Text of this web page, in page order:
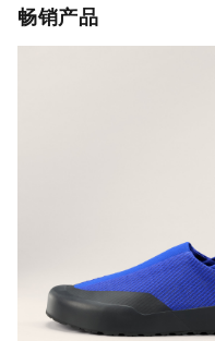
畅销产品